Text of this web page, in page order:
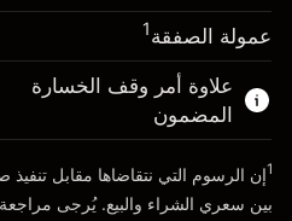
الذهاب إلى المنصة
المال من الرافعة المالية ~$19,000.00
الذهاب إلى المنصة
عمولة الصفقة1
علاوة أمر وقف الخسارة
المضمون
1إن الرسوم التي نتقاضاها مقابل
بين سعري الشراء والبيع. يُرجى